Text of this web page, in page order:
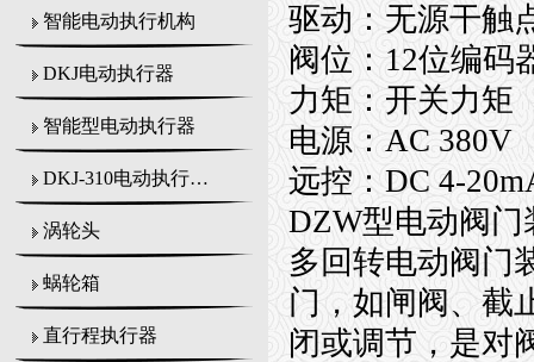
智能电动执行机构
DKJ电动执行器
智能型电动执行器
DKJ-310电动执行机构
涡轮头
蜗轮箱
直行程执行器
驱动：无源干触
阀位：12位编码
力矩：开关力矩
电源：AC 380V
远控：DC 4-
DZW型电动阀门
多回转电动阀门
门，如闸阀、截
闭或调节，是对